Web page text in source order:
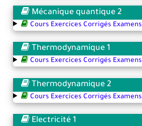
Mécanique quantique 2
Cours Exercices Corrigés Examens
Thermodynamique 1
Cours Exercices Corrigés Examens
Thermodynamique 2
Cours Exercices Corrigés Examens
Electricité 1